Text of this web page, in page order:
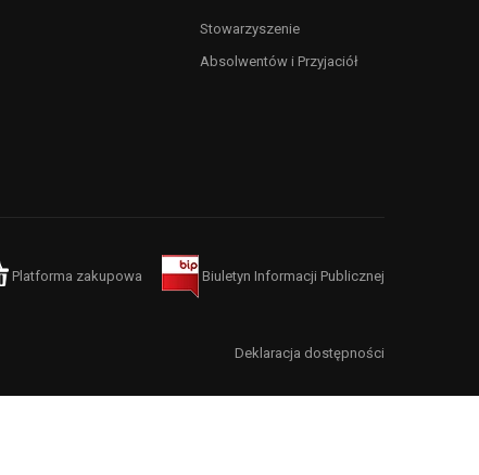
Stowarzyszenie
Absolwentów i Przyjaciół
Platforma zakupowa Biuletyn Informacji Publicznej
Deklaracja dostępności